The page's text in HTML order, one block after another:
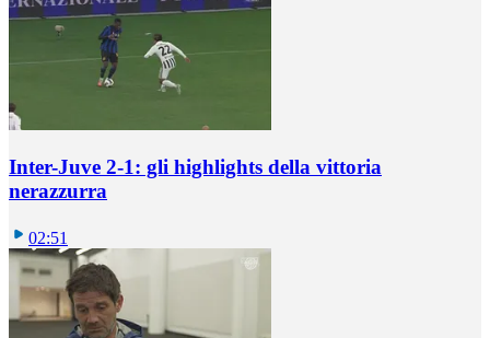
Inter-Juve 2-1: gli highlights della vittoria
nerazzurra
02:51